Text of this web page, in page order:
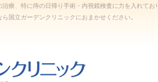
療、特に痔の日帰り手術・内視鏡検査に力を入れて
国立ガーデンクリニックにおまかせください。